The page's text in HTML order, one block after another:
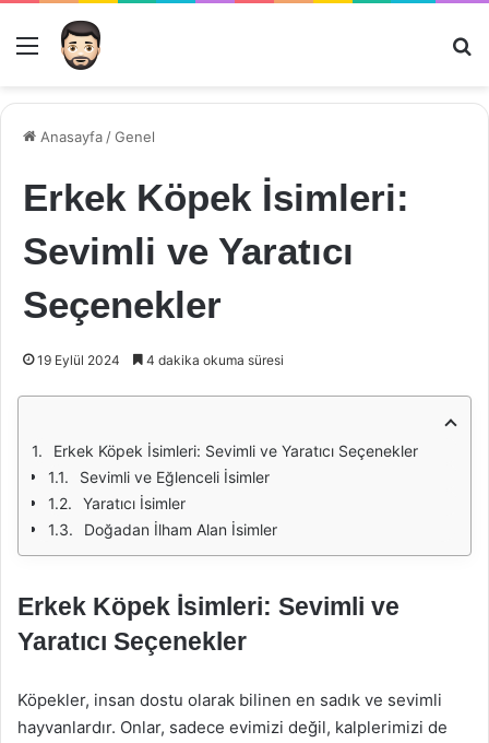
Menü
Anasayfa /Genel
Erkek Köpek İsimleri:
Sevimli ve Yaratıcı
Seçenekler
19 Eylül 2024 4 dakika okuma süresi
Erkek Köpek İsimleri: Sevimli ve Yaratıcı Seçenekler
Sevimli ve Eğlenceli İsimler
Yaratıcı İsimler
Doğadan İlham Alan İsimler
Erkek Köpek İsimleri: Sevimli ve
Yaratıcı Seçenekler
Köpekler, insan dostu olarak bilinen en sadık ve sevimli
hayvanlardır. Onlar, sadece evimizi değil, kalplerimizi de